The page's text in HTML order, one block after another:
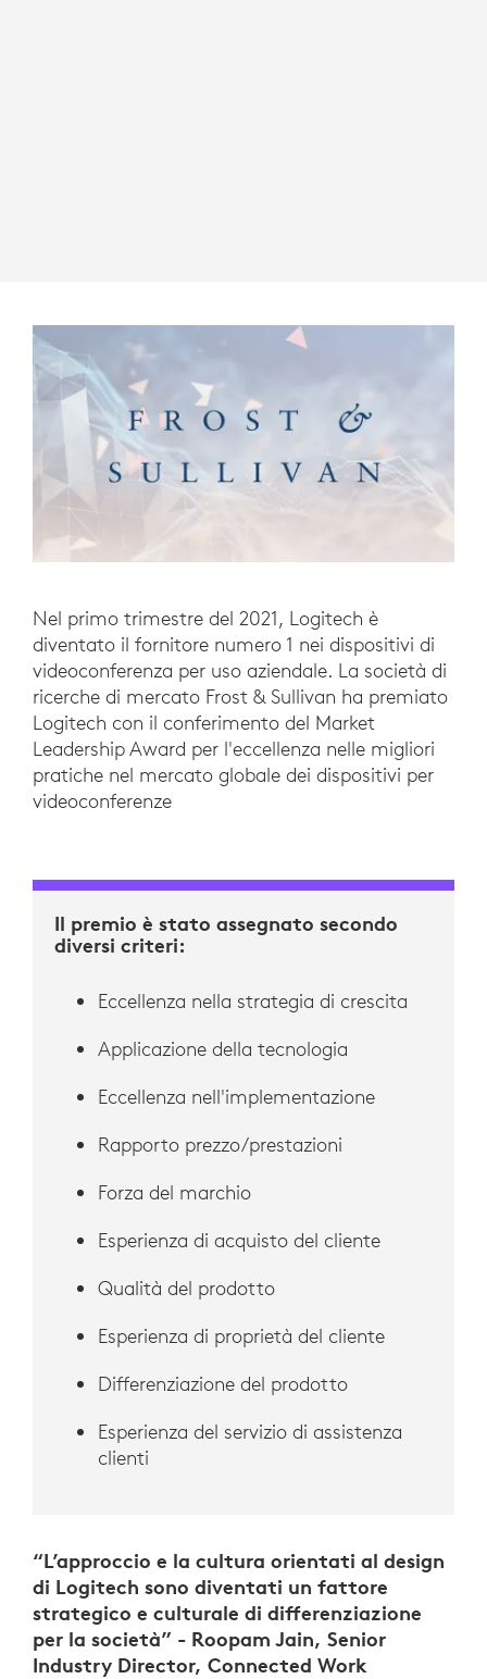
Nel primo trimestre del 2021, Logitech è
diventato il fornitore numero 1 nei dispositivi di
videoconferenza per uso aziendale. La società di
ricerche di mercato Frost & Sullivan ha premiato
Logitech con il conferimento del Market
Leadership Award per l'eccellenza nelle migliori
pratiche nel mercato globale dei dispositivi per
videoconferenze
Il premio è stato assegnato secondo
diversi criteri:
Eccellenza nella strategia di crescita
Applicazione della tecnologia
Eccellenza nell'implementazione
Rapporto prezzo/prestazioni
Forza del marchio
Esperienza di acquisto del cliente
Qualità del prodotto
Esperienza di proprietà del cliente
Differenziazione del prodotto
Esperienza del servizio di assistenza
clienti
“L’approccio e la cultura orientati al design
di Logitech sono diventati un fattore
strategico e culturale di differenziazione
per la società” - Roopam Jain, Senior
Industry Director, Connected Work